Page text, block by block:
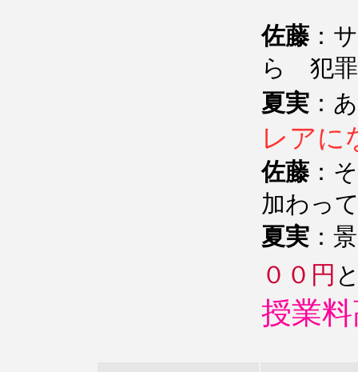
佐藤：
ら 犯罪
夏実 ：
レアに
佐藤：
加わっ
夏実 ：
００円
授業